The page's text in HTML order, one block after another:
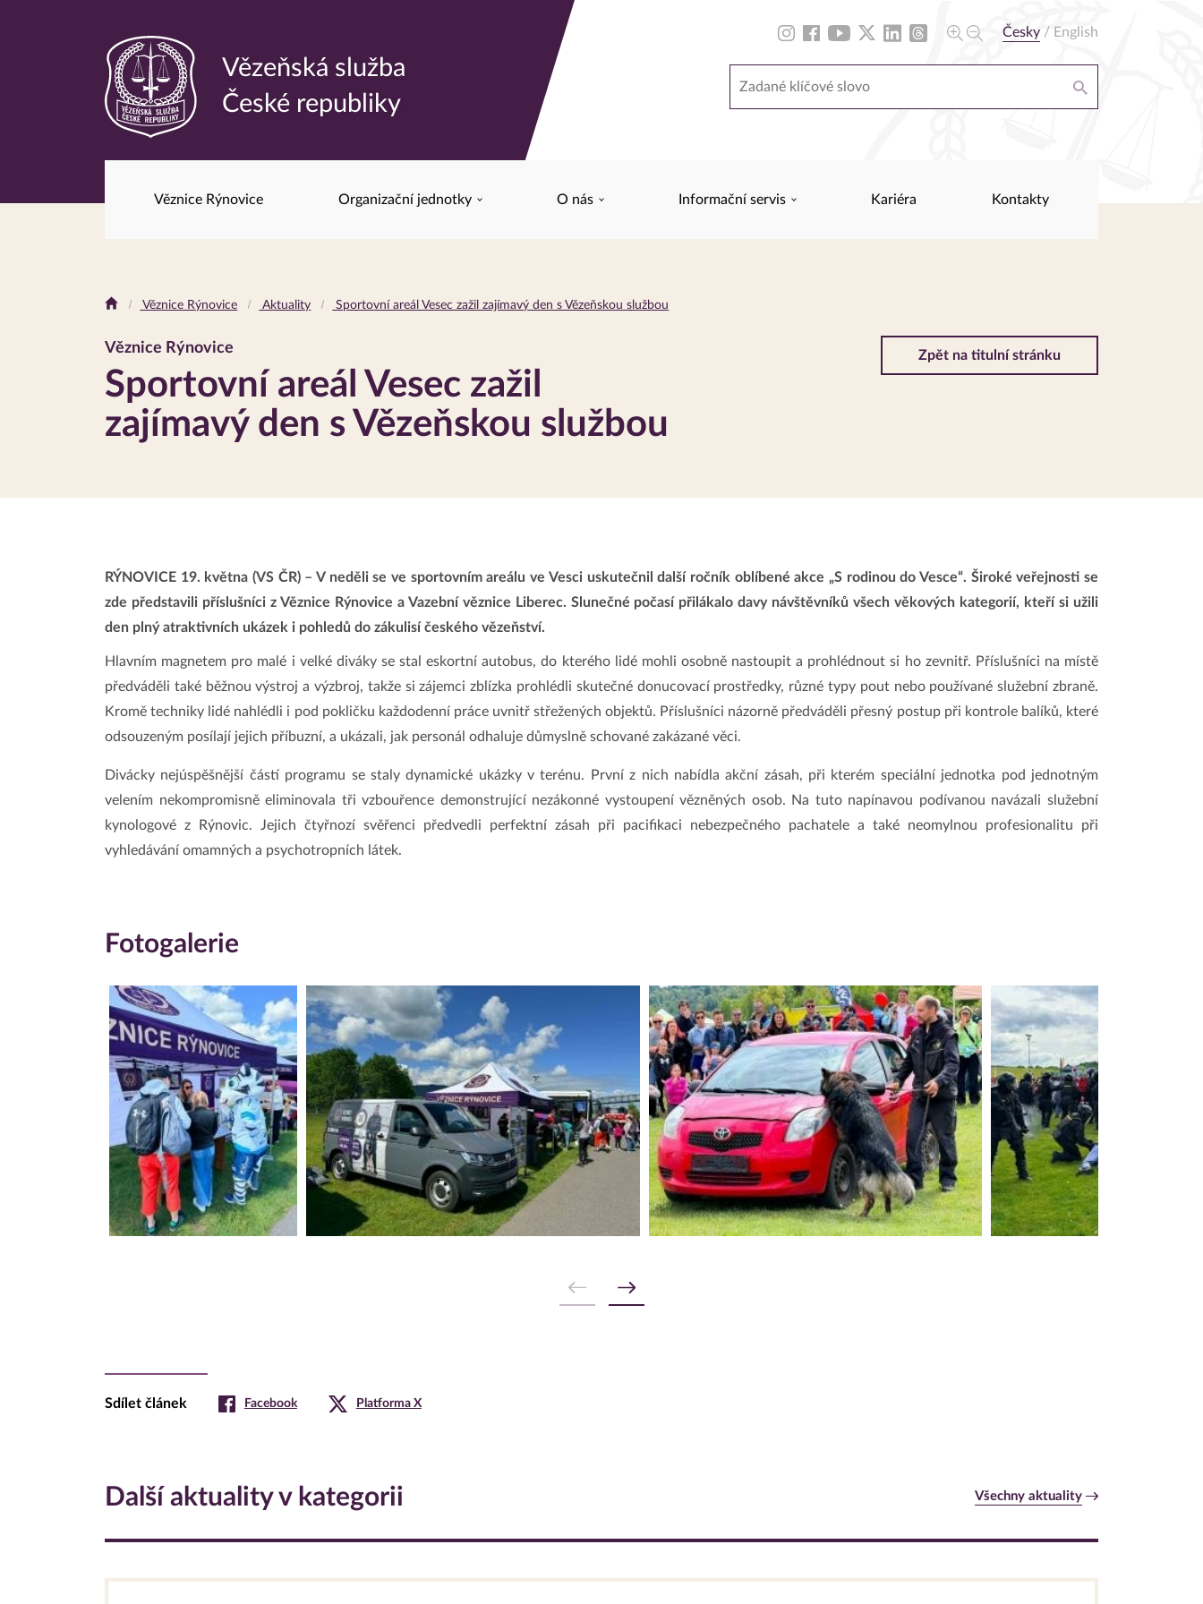
Česky / English
Odkaz
na
Vězeňská služba
České republiky
Věznice Rýnovice Organizační jednotky O nás Informační servis Kariéra Kontakty
Drobečková
Věznice Rýnovice Aktuality Sportovní areál Vesec zažil zajímavý den s Vězeňskou službou
Věznice Rýnovice
Sportovní areál Vesec zažil
zajímavý den s Vězeňskou službou
Zpět na titulní stránku
RÝNOVICE 19. května (VS ČR) – V neděli se ve sportovním areálu ve Vesci uskutečnil další ročník oblíbené akce „S rodinou do Vesce“. Široké veřejnosti se
zde představili příslušníci z Věznice Rýnovice a Vazební věznice Liberec. Slunečné počasí přilákalo davy návštěvníků všech věkových kategorií, kteří si užili
den plný atraktivních ukázek i pohledů do zákulisí českého vězeňství.
Hlavním magnetem pro malé i velké diváky se stal eskortní autobus, do kterého lidé mohli osobně nastoupit a prohlédnout si ho zevnitř. Příslušníci na místě
předváděli také běžnou výstroj a výzbroj, takže si zájemci zblízka prohlédli skutečné donucovací prostředky, různé typy pout nebo používané služební zbraně.
Kromě techniky lidé nahlédli i pod pokličku každodenní práce uvnitř střežených objektů. Příslušníci názorně předváděli přesný postup při kontrole balíků, které
odsouzeným posílají jejich příbuzní, a ukázali, jak personál odhaluje důmyslně schované zakázané věci.
Divácky nejúspěšnější částí programu se staly dynamické ukázky v terénu. První z nich nabídla akční zásah, při kterém speciální jednotka pod jednotným
velením nekompromisně eliminovala tři vzbouřence demonstrující nezákonné vystoupení vězněných osob. Na tuto napínavou podívanou navázali služební
kynologové z Rýnovic. Jejich čtyřnozí svěřenci předvedli perfektní zásah při pacifikaci nebezpečného pachatele a také neomylnou profesionalitu při
vyhledávání omamných a psychotropních látek.
Fotogalerie
Sdílet článek Facebook Platforma X
Další aktuality v kategorii Všechny aktuality